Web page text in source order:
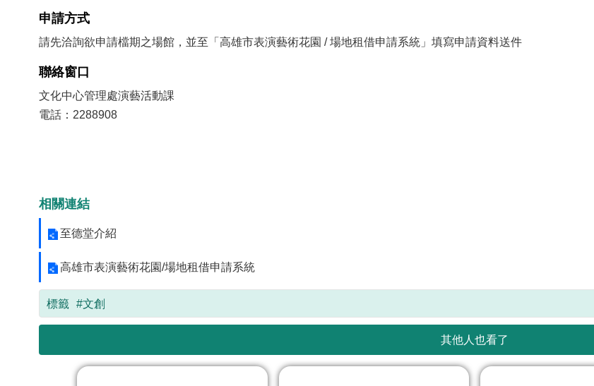
申請方式
請先洽詢欲申請檔期之場館，並至「高雄市表演藝術花園 / 場地租借申請系統」填寫申請資料送件
聯絡窗口
文化中心管理處演藝活動課
電話：2288908
相關連結
至德堂介紹
高雄市表演藝術花園/場地租借申請系統
標籤 #文創
其他人也看了